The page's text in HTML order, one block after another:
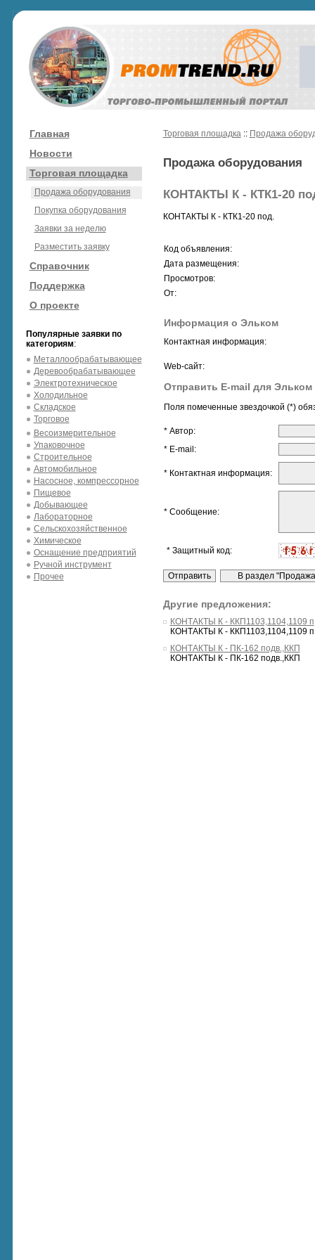
Главная
Новости
Торговая площадка
Продажа оборудования
Покупка оборудования
Заявки за неделю
Разместить заявку
Справочник
Поддержка
О проекте
Популярные заявки по
категориям:
Металлообрабатывающее
Деревообрабатывающее
Электротехническое
Холодильное
Складское
Торговое
Весоизмерительное
Упаковочное
Строительное
Автомобильное
Насосное, компрессорное
Пищевое
Добывающее
Лабораторное
Сельскохозяйственное
Химическое
Оснащение предприятий
Ручной инструмент
Прочее
Торговая площадка:: Продажа
Продажа оборудования
КОНТАКТЫ К - КТК1-20
КОНТАКТЫ К - КТК1-20 под.
Код объявления:
Дата размещения:
Просмотров:
От:
Информация о Эльком
Контактная информация:
Web-сайт:
Отправить E-mail для Эльком
Поля помеченные звездочкой (*)
* Автор:
* E-mail:
* Контактная информация:
* Сообщение:
* Защитный код:
Другие предложения:
КОНТАКТЫ К - ККП1103,1104,1109 п
КОНТАКТЫ К - ККП1103,1104,1109 п
КОНТАКТЫ К - ПК-162 подв.,ККП
КОНТАКТЫ К - ПК-162 подв.,ККП